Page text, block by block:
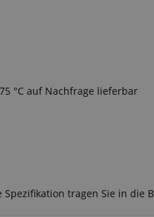
°C auf Nachfrage lieferbar
tragen Sie in die